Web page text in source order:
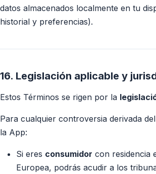
datos almacenados localmente en tu
historial y preferencias).
16. Legislación aplicable y
Estos Términos se rigen por la
Para cualquier controversia derivada
la App:
Si eres consumidor con residencia
Europea, podrás acudir a los